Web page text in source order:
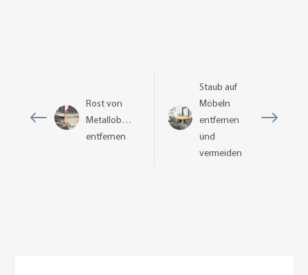
Rost von
Metalloberflächen
entfernen
Staub auf
Möbeln
entfernen
und
vermeiden